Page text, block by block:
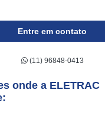
Entre em contato
(11) 96848-0413
onde a ELETRAC